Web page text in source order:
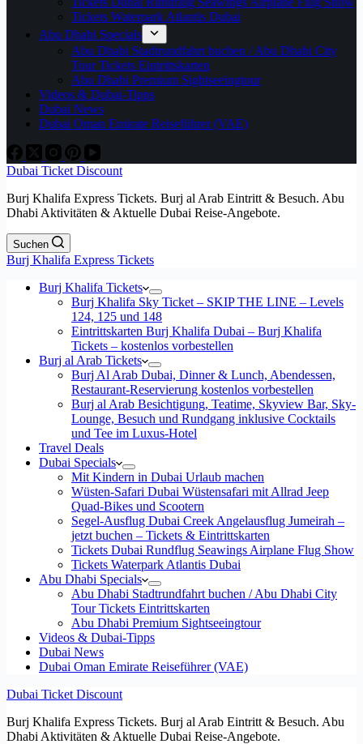
Tickets Waterpark Atlantis Dubai
Abu Dhabi Specials
Abu Dhabi Stadtrundfahrt buchen / Abu Dhabi City
Tour Tickets Eintrittskarten
Abu Dhabi Premium Sightseeingtour
Videos & Dubai-Tipps
Dubai News
Dubai Oman Emirate Reiseführer (VAE)
Dubai Ticket Discount
Burj Khalifa Express Tickets. Burj al Arab Eintritt & Besuch. Abu
Dhabi Aktivitäten & Aktuelle Dubai Reise-Angebote.
Suchen
Burj Khalifa Express Tickets
Burj Khalifa Tickets
Burj Khalifa Sky Ticket – SKIP THE LINE – Levels
124, 125 und 148
Eintrittskarten Burj Khalifa Dubai – Burj Khalifa
Tickets – kostenlos vorbestellen
Burj al Arab Tickets
Burj Al Arab Dubai, Dinner & Lunch, Abendessen,
Restaurant-Reservierung kostenlos vorbestellen
Burj al Arab Besichtigung, Teatime, Skyview Bar, Sky-
Lounge, Besuch und Rundgang inklusive Cocktails
und Tee im Luxus-Hotel
Travel Deals
Dubai Specials
Mit Kindern in Dubai Urlaub machen
Wüsten-Safari Dubai Wüstensafari mit Allrad Jeep
Quad-Bikes und Scootern
Segel-Ausflug Dubai Creek Angelausflug Jumeirah –
jetzt buchen – Tickets & Eintrittskarten
Tickets Dubai Rundflug Seawings Airplane Flug Show
Tickets Waterpark Atlantis Dubai
Abu Dhabi Specials
Abu Dhabi Stadtrundfahrt buchen / Abu Dhabi City
Tour Tickets Eintrittskarten
Abu Dhabi Premium Sightseeingtour
Videos & Dubai-Tipps
Dubai News
Dubai Oman Emirate Reiseführer (VAE)
Dubai Ticket Discount
Burj Khalifa Express Tickets. Burj al Arab Eintritt & Besuch. Abu
Dhabi Aktivitäten & Aktuelle Dubai Reise-Angebote.